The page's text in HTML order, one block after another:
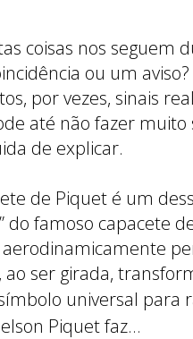
coisas nos seguem
ou um
por vezes, sinais
até não fazer
de explicar.
de Piquet é um
do famoso capacete
ao ser girada,
universal para
Piquet faz…